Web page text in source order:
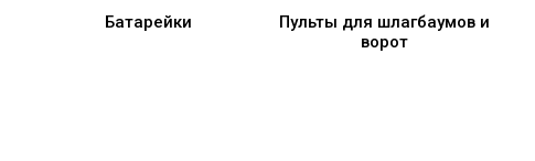
Батарейки
Пульты для шлагбаумов и
ворот